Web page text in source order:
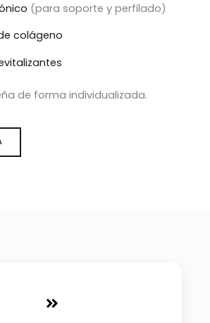
(para soporte y perfilado)
colágeno
de forma individualizada.